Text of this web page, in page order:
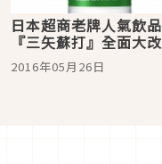
日本超商老牌人氣飲品
『三矢蘇打』全面大
2016年05月26日